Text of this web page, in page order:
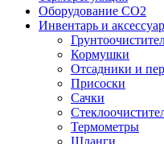
Оборудование CO2
Инвентарь и
Кормушки
Отсадники и
Присоски
Сачки
Термометры
Шланги